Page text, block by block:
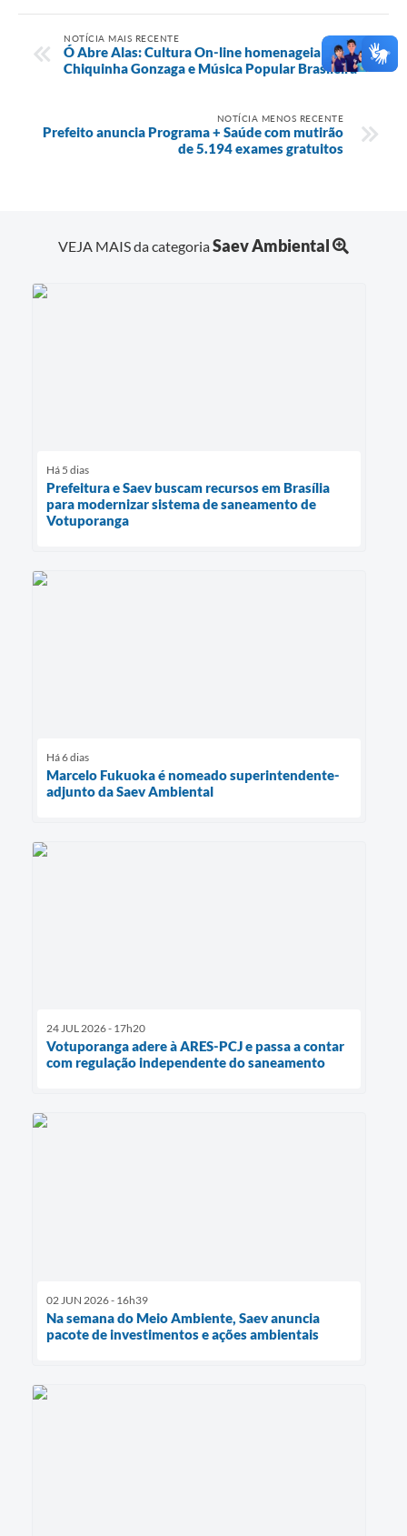
NOTÍCIA MAIS RECENTE
Ó Abre Alas: Cultura On-line homenageia
Chiquinha Gonzaga e Música Popular Brasileira
NOTÍCIA MENOS RECENTE
Prefeito anuncia Programa + Saúde com mutirão
de 5.194 exames gratuitos
VEJA MAIS da categoriaSaev Ambiental
Há 5 dias
Prefeitura e Saev buscam recursos em Brasília
para modernizar sistema de saneamento de
Votuporanga
Há 6 dias
Marcelo Fukuoka é nomeado superintendente-
adjunto da Saev Ambiental
24 JUL 2026 - 17h20
Votuporanga adere à ARES-PCJ e passa a contar
com regulação independente do saneamento
02 JUN 2026 - 16h39
Na semana do Meio Ambiente, Saev anuncia
pacote de investimentos e ações ambientais